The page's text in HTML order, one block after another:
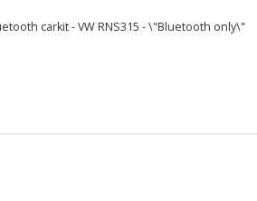
carkit - VW RNS315 - \"Bluetooth only\"